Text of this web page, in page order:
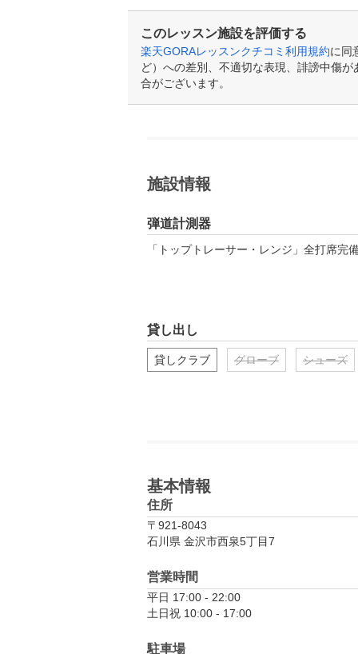
このレッスン施設を評価する
楽天GORAレッスンクチコミ利用規約に同
ど）への差別、不適切な表現、誹謗中傷
合がございます。
施設情報
弾道計測器
「トップトレーサー・レンジ」全打席完
貸し出し
貸しクラブ グローブ シューズ
基本情報
住所
〒921-8043
石川県 金沢市西泉5丁目7
営業時間
平日 17:00 - 22:00
土日祝 10:00 - 17:00
駐車場